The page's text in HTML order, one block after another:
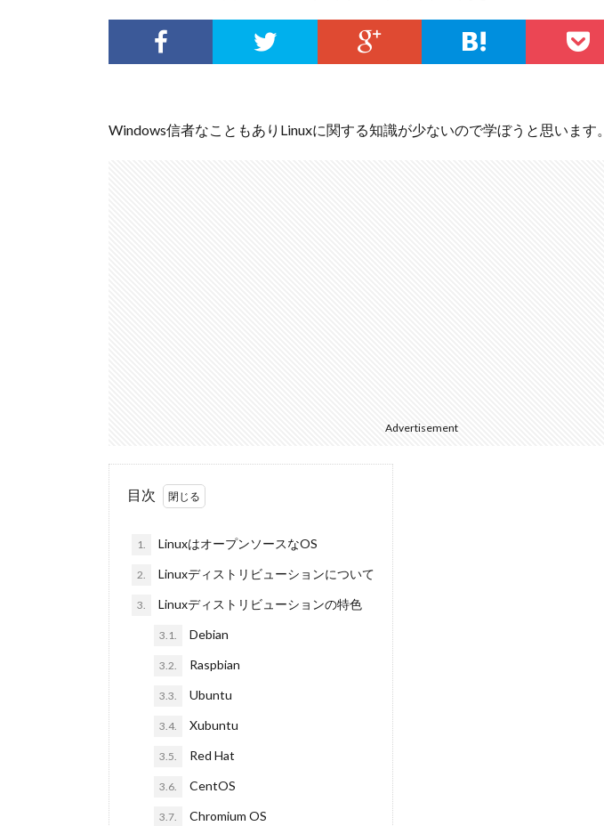
Windows信者なこともありLinuxに関する知識が少ないので学ぼうと思います。
Advertisement
目次
1. LinuxはオープンソースなOS
2. Linuxディストリビューションについて
3. Linuxディストリビューションの特色
3.1. Debian
3.2. Raspbian
3.3. Ubuntu
3.4. Xubuntu
3.5. Red Hat
3.6. CentOS
3.7. Chromium OS